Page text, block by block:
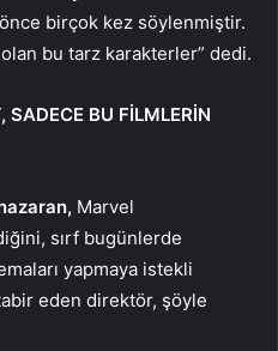
birçok kez söylenmiştir.
olan bu tarz karakterler” dedi.
SADECE BU FİLMLERİN
Marvel
sırf bugünlerde
yapmaya istekli
eden direktör, şöyle